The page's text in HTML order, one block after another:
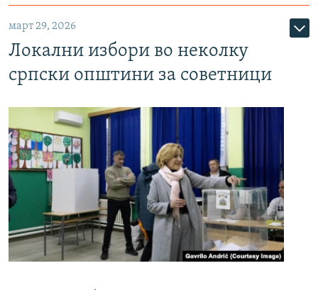
март 29, 2026
Локални избори во неколку
српски општини за советници